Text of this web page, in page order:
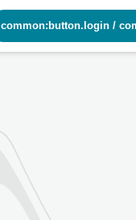
common:button.login /